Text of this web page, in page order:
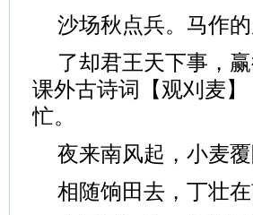
沙场秋点兵。马作
了却君王天下事，
课外古诗词【观刈麦
忙。
夜来南风起，小麦
相随饷田去，丁壮